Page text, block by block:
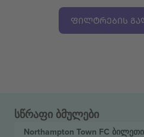
ᲤᲘᲚᲢᲠᲔᲑᲘᲡ
სწრაფი ბმულები
Northampton Town FC ბილეთი